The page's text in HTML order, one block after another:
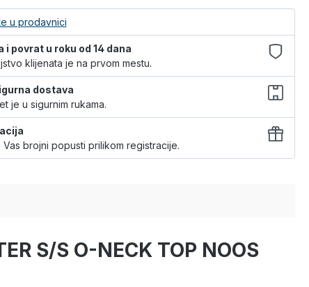
u prodavnici
i povrat u roku od 14 dana
klijenata je na prvom mestu.
dostava
je u sigurnim rukama.
Vas brojni popusti prilikom registracije.
S/S O-NECK TOP NOOS